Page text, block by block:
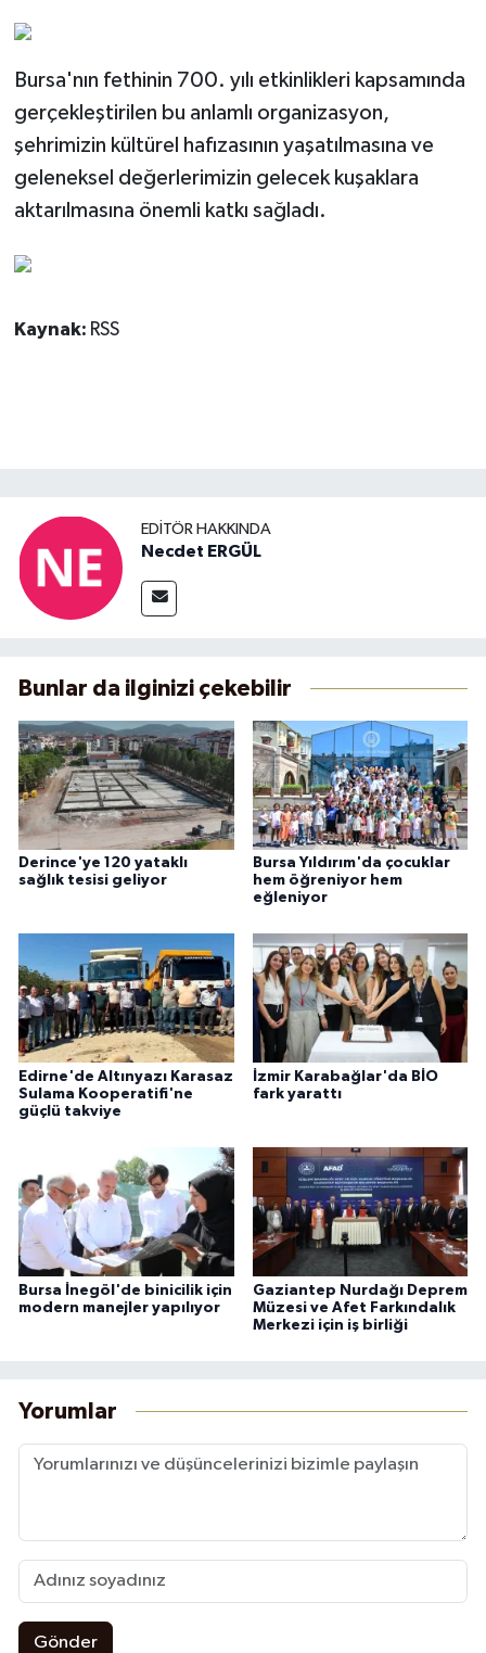
Bursa'nın fethinin 700. yılı etkinlikleri kapsamında
gerçekleştirilen bu anlamlı organizasyon,
şehrimizin kültürel hafızasının yaşatılmasına ve
geleneksel değerlerimizin gelecek kuşaklara
aktarılmasına önemli katkı sağladı.
Kaynak: RSS
EDITÖR HAKKINDA
Necdet ERGÜL
Bunlar da ilginizi çekebilir
Derince'ye 120 yataklı
sağlık tesisi geliyor
Bursa Yıldırım'da çocuklar
hem öğreniyor hem
eğleniyor
Edirne'de Altınyazı Karasaz
Sulama Kooperatifi'ne
güçlü takviye
İzmir Karabağlar'da BİO
fark yarattı
Bursa İnegöl'de binicilik için
modern manejler yapılıyor
Gaziantep Nurdağı Deprem
Müzesi ve Afet Farkındalık
Merkezi için iş birliği
Yorumlar
Gönder